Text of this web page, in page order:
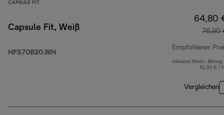
CAPSULE FIT
Capsule Fit, Weiß
HFS70B20.WH
64,80
76,90
Empfohlener
Inklusive MwSt.-Betrag
10,35 € (
Vergleichen